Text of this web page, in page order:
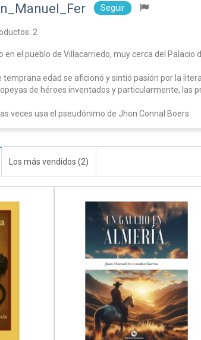
Seguir
2
en el pueblo de Villacarriedo, muy cerca del Palacio
temprana edad se aficionó y sintió pasión por la
de héroes inventados y particularmente, las
veces usa el pseudónimo de Jhon Connal Boers.
Los más vendidos (2)